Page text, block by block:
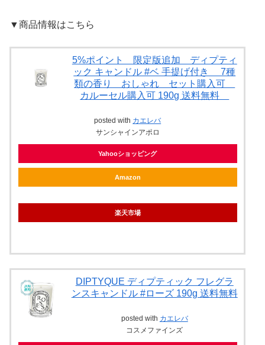
▼商品情報はこちら
5%ポイント 限定版追加 ディプティ
ック キャンドル #ベ 手提げ付き 7種
類の香り おしゃれ セット購入可
カルーセル購入可 190g 送料無料
posted with カエレバ
サンシャインアポロ
Yahooショッピング
Amazon
楽天市場
DIPTYQUE ディプティック フレグラ
ンスキャンドル #ローズ 190g 送料無料
posted with カエレバ
コスメファインズ